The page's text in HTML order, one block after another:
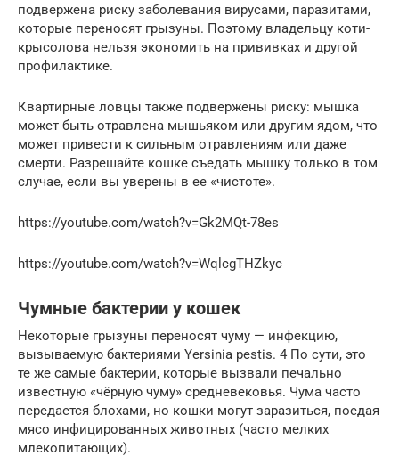
подвержена риску заболевания вирусами, паразитами,
которые переносят грызуны. Поэтому владельцу коти-
крысолова нельзя экономить на прививках и другой
профилактике.
Квартирные ловцы также подвержены риску: мышка
может быть отравлена мышьяком или другим ядом, что
может привести к сильным отравлениям или даже
смерти. Разрешайте кошке съедать мышку только в том
случае, если вы уверены в ее «чистоте».
https://youtube.com/watch?v=Gk2MQt-78es
https://youtube.com/watch?v=WqlcgTHZkyc
Чумные бактерии у кошек
Некоторые грызуны переносят чуму — инфекцию,
вызываемую бактериями Yersinia pestis. 4 По сути, это
те же самые бактерии, которые вызвали печально
известную «чёрную чуму» средневековья. Чума часто
передается блохами, но кошки могут заразиться, поедая
мясо инфицированных животных (часто мелких
млекопитающих).